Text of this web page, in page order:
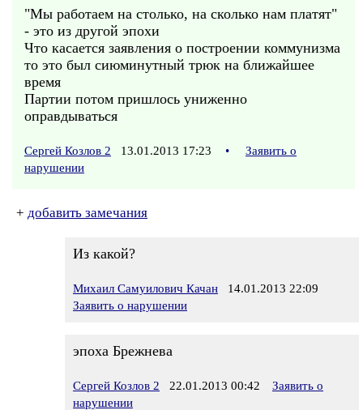
"Мы работаем на столько, на сколько нам платят"
- это из другой эпохи
Что касается заявления о построении коммунизма
то это был сиюминутный трюк на ближайшее
время
Партии потом пришлось униженно
оправдываться
Сергей Козлов 2 13.01.2013 17:23 •
Заявить о
нарушении
+ добавить замечания
Из какой?
Михаил Самуилович Качан 14.01.2013 22:09
Заявить о нарушении
эпоха Брежнева
Сергей Козлов 2 22.01.2013 00:42
Заявить о
нарушении